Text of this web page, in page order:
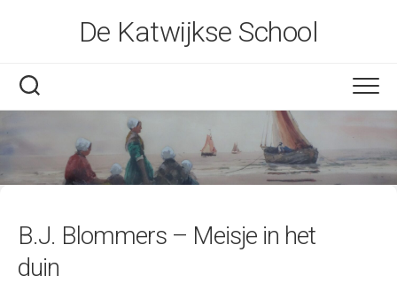
De Katwijkse School
B.J. Blommers – Meisje in het
duin